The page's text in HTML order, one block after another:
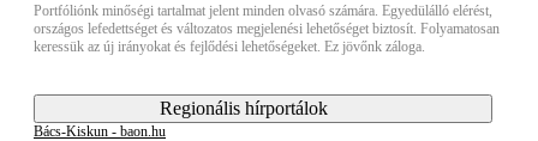
Portfóliónk minőségi tartalmat jelent minden olvasó számára. Egyedülálló elérést,
országos lefedettséget és változatos megjelenési lehetőséget biztosít. Folyamatosan
keressük az új irányokat és fejlődési lehetőségeket. Ez jövőnk záloga.
Regionális hírportálok
Bács-Kiskun - baon.hu